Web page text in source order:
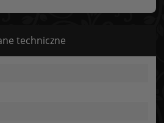
techniczne